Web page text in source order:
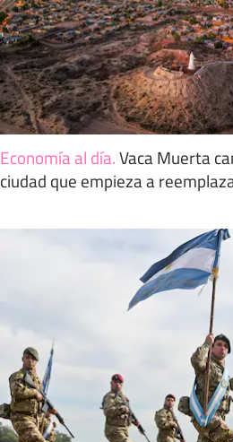
Economía al día.Vaca Muerta
ciudad que empieza a